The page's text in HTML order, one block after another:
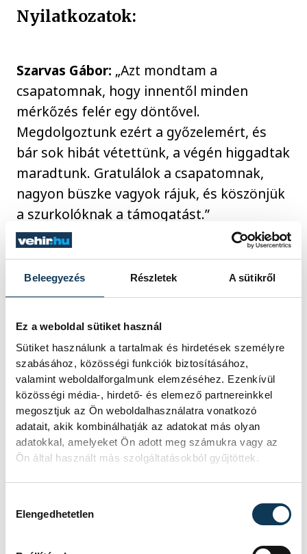
Beleegyezés Részletek A sütikről
Ez a weboldal sütiket használ
Sütiket használunk a tartalmak és hirdetések személyre
szabásához, közösségi funkciók biztosításához,
valamint weboldalforgalmunk elemzéséhez. Ezenkívül
közösségi média-, hirdető- és elemező partnereinkkel
megosztjuk az Ön weboldalhasználatra vonatkozó
adatait, akik kombinálhatják az adatokat más olyan
adatokkal, amelyeket Ön adott meg számukra vagy az
Ön által használt más szolgáltatásokból gyűjtöttek.
Elengedhetetlen
Nyilatkozatok:
Szarvas Gábor: „Azt mondtam a
csapatomnak, hogy innentől minden
mérkőzés felér egy döntővel.
Megdolgoztunk ezért a győzelemért, és
bár sok hibát vétettünk, a végén higgadtak
maradtunk. Gratulálok a csapatomnak,
nagyon büszke vagyok rájuk, és köszönjük
a szurkolóknak a támogatást.”
Naményi Márk:„A Jászberény
megdolgozott ezért a győzelemért. Mi
pedig meg fogunk dolgozni a következő
győzelmekért. Gratulálok nekik!”
sport
kézilabda
Insedo Veszprém Kosárlabda Klub